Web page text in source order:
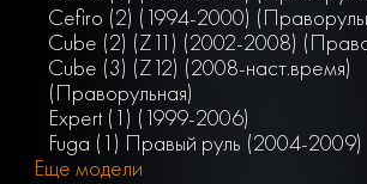
Cefiro (2) (1994-2000)
Cube (2) (Z11) (2002-2008)
Cube (3) (Z12) (2008-наст.время)
(Праворульная)
Expert (1) (1999-2006)
Fuga (1) Правый руль (2004-2009)
Еще модели